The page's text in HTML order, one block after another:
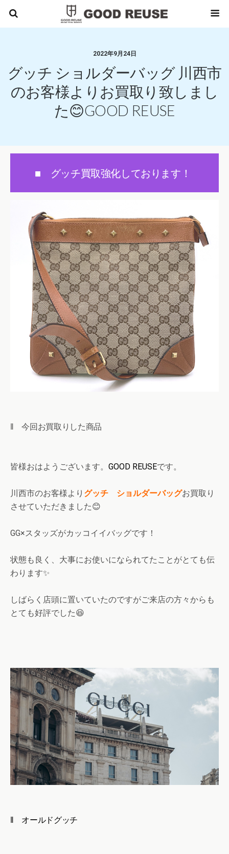
2022年9月24日
グッチ ショルダーバッグ 川西市
のお客様よりお買取り致しまし
た😊GOOD REUSE
■ グッチ買取強化しております！
‖ 今回お買取りした商品
皆様おはようございます。 GOOD REUSEです。
川西市のお客様より グッチ ショルダーバッグお買取り
させていただきました😊
GG×スタッズがカッコイイバッグです！
状態も良く、大事にお使いになられてたことがとても伝
わります✨
しばらく店頭に置いていたのですがご来店の方々からも
とても好評でした😆
‖ オールドグッチ